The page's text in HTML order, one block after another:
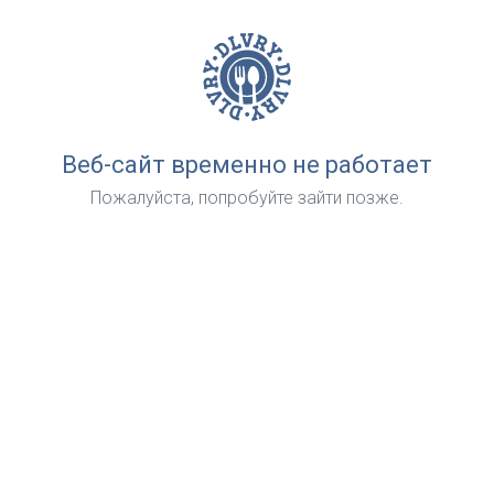
Веб-сайт временно не работает
Пожалуйста, попробуйте зайти позже.